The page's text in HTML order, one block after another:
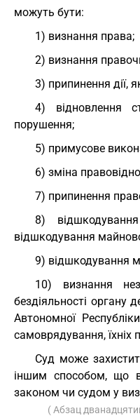
можуть бути:
1) визнання права;
2) визнання
3) припинення дії,
4) відновлення
порушення;
5) примусове
6) зміна
7) припинення
8)
відшкодування
9) відшкодування
10) визнання
бездіяльності органу
Автономної
самоврядування, їхніх
Суд може
іншим способом, що
законом чи судом у
( Абзац